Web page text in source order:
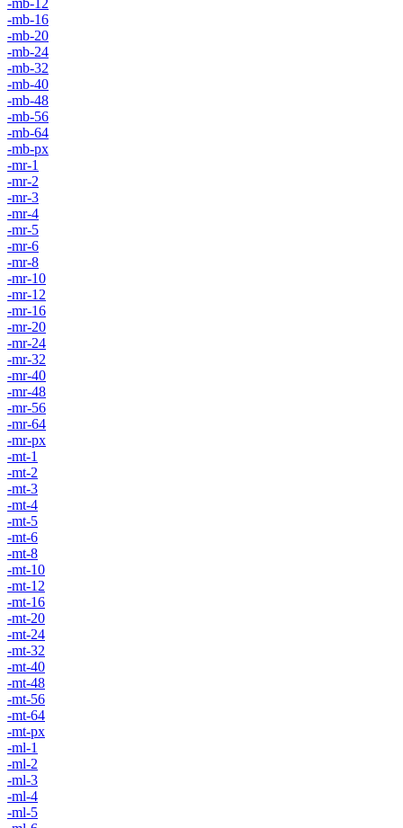
-mb-16
-mb-20
-mb-24
-mb-32
-mb-40
-mb-48
-mb-56
-mb-64
-mb-px
-mr-1
-mr-2
-mr-3
-mr-4
-mr-5
-mr-6
-mr-8
-mr-10
-mr-12
-mr-16
-mr-20
-mr-24
-mr-32
-mr-40
-mr-48
-mr-56
-mr-64
-mr-px
-mt-1
-mt-2
-mt-3
-mt-4
-mt-5
-mt-6
-mt-8
-mt-10
-mt-12
-mt-16
-mt-20
-mt-24
-mt-32
-mt-40
-mt-48
-mt-56
-mt-64
-mt-px
-ml-1
-ml-2
-ml-3
-ml-4
-ml-5